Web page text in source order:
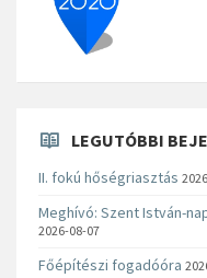
LEGUTÓBBI
II. fokú hőségriasztás
Meghívó: Szent István-
2026-08-07
Főépítészi fogadóóra